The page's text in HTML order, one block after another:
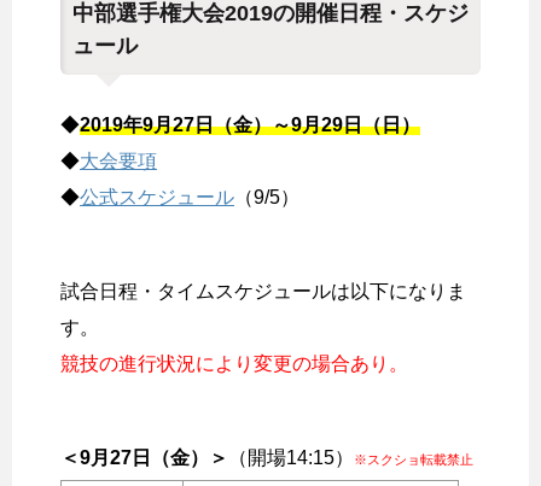
中部選手権大会2019の開催日程・スケジ
ュール
◆2019年9月27日（金）～9月29日（日）
◆大会要項
◆公式スケジュール （9/5）
試合日程・タイムスケジュールは以下になりま
す。
競技の進行状況により変更の場合あり。
＜9月27日（金）＞ （開場14:15） ※スクショ転載禁止